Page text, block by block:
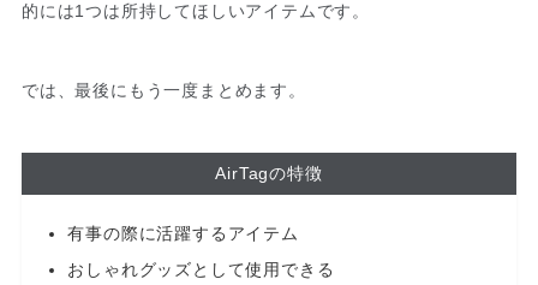
的には1つは所持してほしいアイテムです。
では、最後にもう一度まとめます。
AirTagの特徴
有事の際に活躍するアイテム
おしゃれグッズとして使用できる